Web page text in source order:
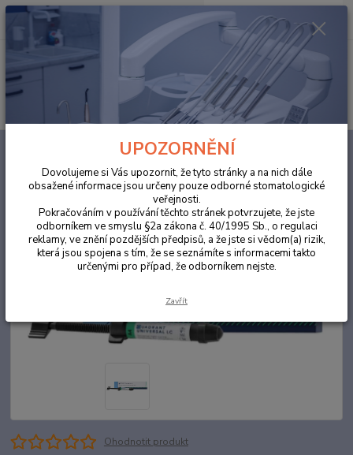
Hledat
za 0,00 Kč
Cavex Quadrant Universal LC A4 4g
Cavex Quadrant Universal LC A4
Akce
Ohodnotit produkt
UPOZORNĚNÍ
Dovolujeme si Vás upozornit, že tyto stránky a na nich dále
obsažené informace jsou určeny pouze odborné stomatologické
veřejnosti.
Pokračováním v používání těchto stránek potvrzujete, že jste
odborníkem ve smyslu §2a zákona č. 40/1995 Sb., o regulaci
reklamy, ve znění pozdějších předpisů, a že jste si vědom(a) rizik,
která jsou spojena s tím, že se seznámíte s informacemi takto
určenými pro případ, že odborníkem nejste.
Zavřít